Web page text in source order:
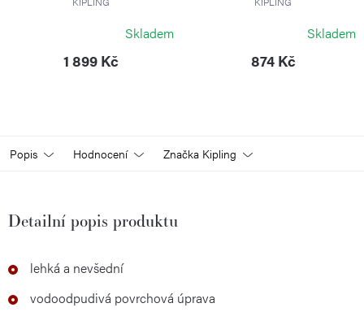
Skladem
1 899 Kč
Skladem
874 Kč
Popis Hodnocení Značka Kipling
Detailní popis produktu
lehká a nevšední
vodoodpudivá povrchová úprava